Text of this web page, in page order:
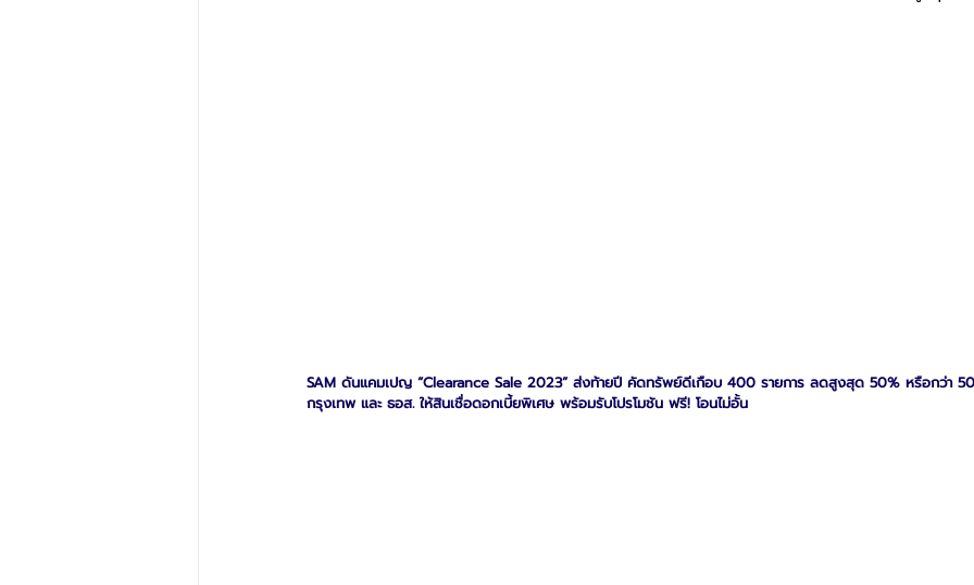
SAM ดันแคมเปญ “Clearance Sale 2023” ส่งท้ายปี คัดทรัพย์ดีเกือบ 400 รายการ ลดสูงสุด 50% หรือกว่า
กรุงเทพ และ ธอส. ให้สินเชื่อดอกเบี้ยพิเศษ พร้อมรับโปรโมชัน ฟรี! โอนไม่อั้น